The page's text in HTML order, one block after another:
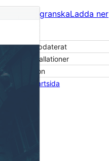
FörhandsgranskaLadda ner
Senast uppdaterat
Aktiva installationer
PHP-version
Temats startsida